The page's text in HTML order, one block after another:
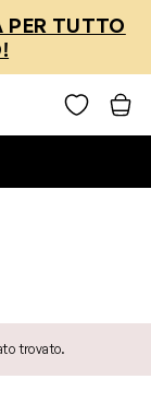
PER TUTTO
trovato.